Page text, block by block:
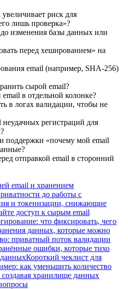
риск для
лишь проверка»?
изменения базы данных или
перед хешированием» на
email (например, SHA-256)
сырой email?
в отдельной колонке?
в логах валидации, чтобы не
регистраций для
поддержки «почему мой email
отправкой email в сторонний
email и хранением
до работы с
и токенизации, снижающие
доступ к сырым email
что фиксировать, чего
данных, которые можно
приватный поток валидации
ошибки, которые тихо
Короткий чеклист для
как уменьшить количество
хранилище данных